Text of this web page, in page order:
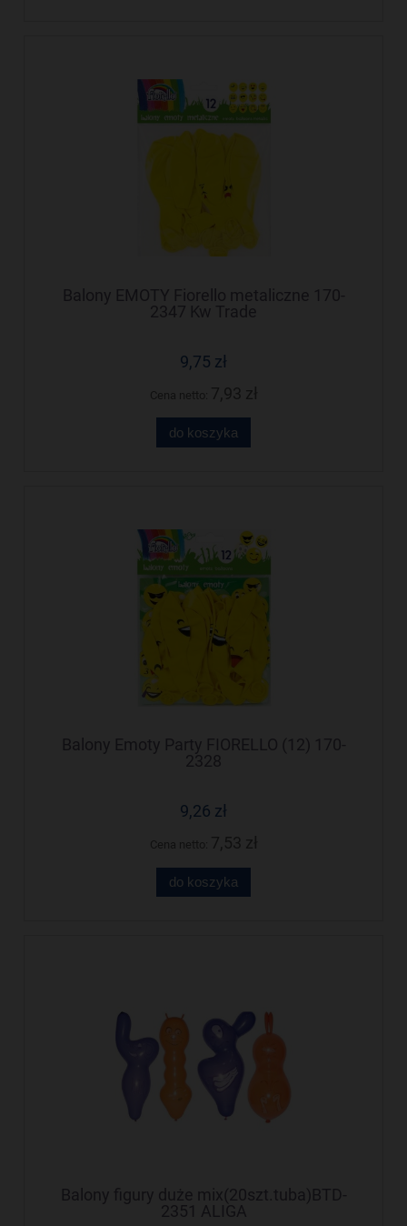
Balony EMOTY Fiorello metaliczne 170-
2347 Kw Trade
9,75 zł
do koszyka
Balony Emoty Party FIORELLO (12) 170-
2328
9,26 zł
do koszyka
Balony figury duże mix(20szt.tuba)BTD-
2351 ALIGA